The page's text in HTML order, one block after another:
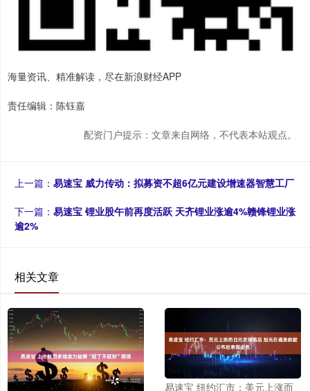
海量资讯、精准解读，尽在新浪财经APP
责任编辑：陈钰嘉
配资门户提示：文章来自网络，不代表本站观点。
上一篇： 易速宝 威力传动：拟募资不超6亿元建设增速器智慧工厂
下一篇： 易速宝 锂业股午前再度活跃 天齐锂业涨逾4%赣锋锂业涨
逾2%
相关文章
易速宝 纽约汇市：美元上涨而